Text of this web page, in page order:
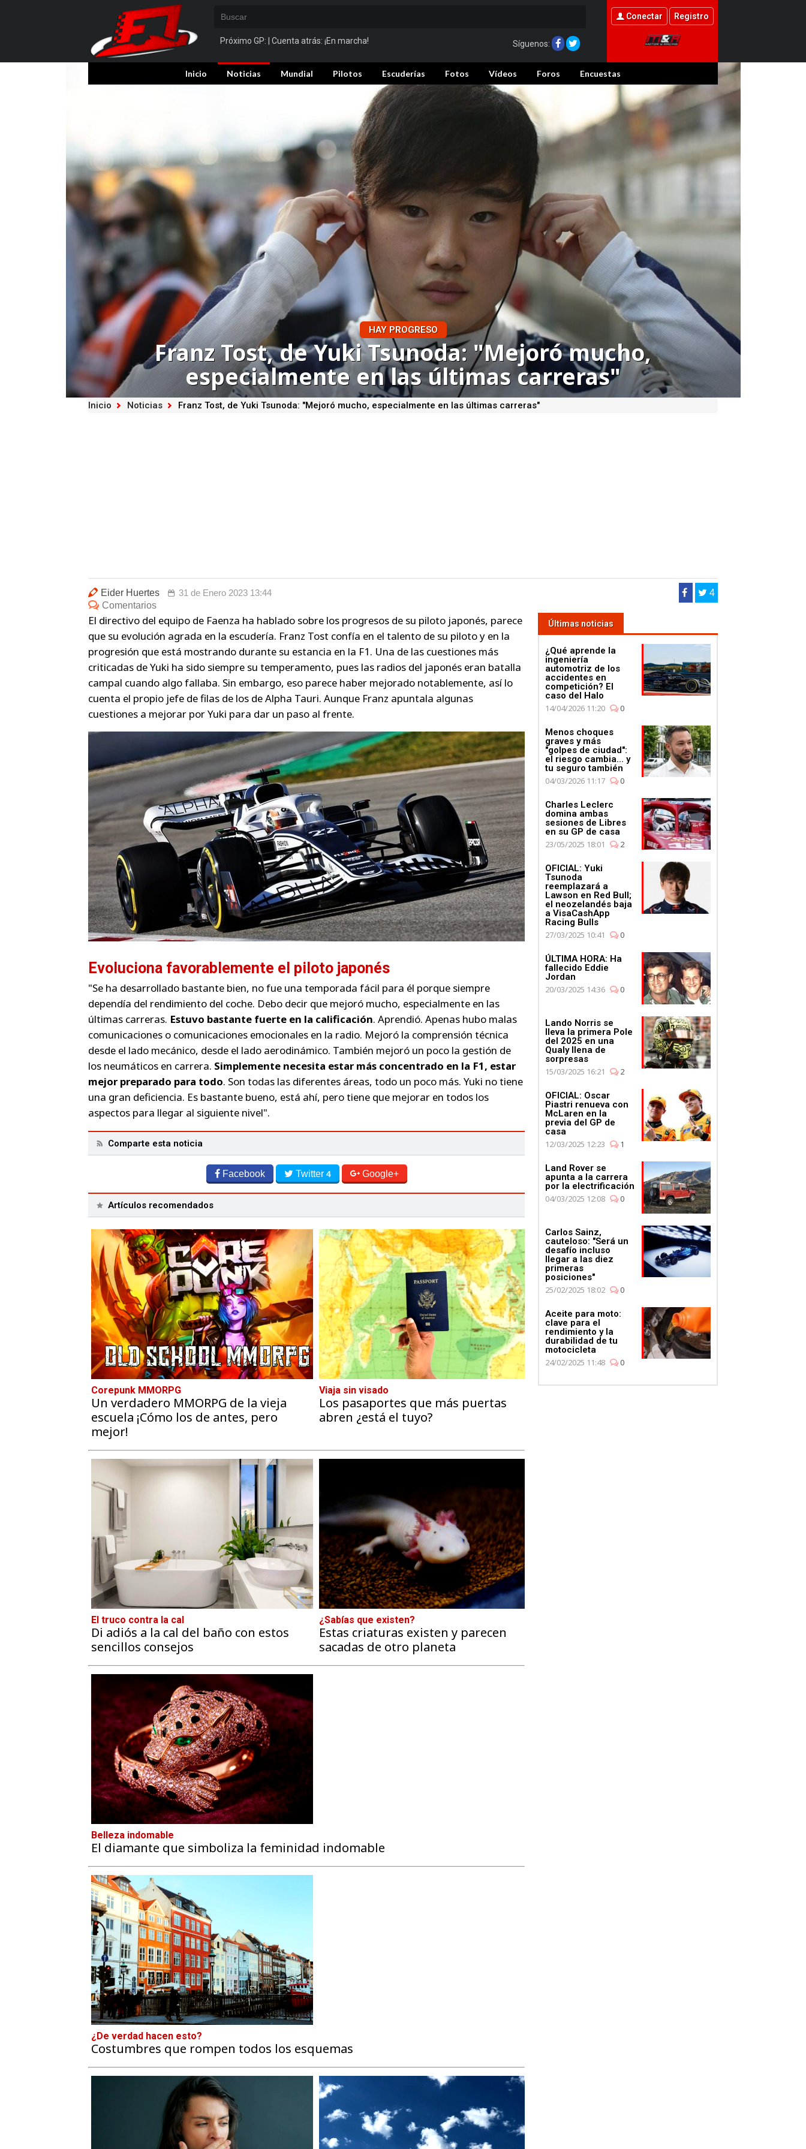
Próximo GP: | Cuenta atrás: ¡En marcha! Síguenos:
Conectar Registro
Inicio Noticias Mundial Pilotos Escuderías Fotos Vídeos Foros Encuestas
HAY PROGRESO
Franz Tost, de Yuki Tsunoda: "Mejoró mucho,
especialmente en las últimas carreras"
Inicio Noticias Franz Tost, de Yuki Tsunoda: "Mejoró mucho, especialmente en las últimas carreras"
Eider Huertes
31 de Enero 2023 13:44
Comentarios
4
El directivo del equipo de Faenza ha hablado sobre los progresos de su piloto japonés, parece
que su evolución agrada en la escudería. Franz Tost confía en el talento de su piloto y en la
progresión que está mostrando durante su estancia en la F1. Una de las cuestiones más
criticadas de Yuki ha sido siempre su temperamento, pues las radios del japonés eran batalla
campal cuando algo fallaba. Sin embargo, eso parece haber mejorado notablemente, así lo
cuenta el propio jefe de filas de los de Alpha Tauri. Aunque Franz apuntala algunas
cuestiones a mejorar por Yuki para dar un paso al frente.
Evoluciona favorablemente el piloto japonés
"Se ha desarrollado bastante bien, no fue una temporada fácil para él porque siempre
dependía del rendimiento del coche. Debo decir que mejoró mucho, especialmente en las
últimas carreras. Estuvo bastante fuerte en la calificación. Aprendió. Apenas hubo malas
comunicaciones o comunicaciones emocionales en la radio. Mejoró la comprensión técnica
desde el lado mecánico, desde el lado aerodinámico. También mejoró un poco la gestión de
los neumáticos en carrera. Simplemente necesita estar más concentrado en la F1, estar
mejor preparado para todo. Son todas las diferentes áreas, todo un poco más. Yuki no tiene
una gran deficiencia. Es bastante bueno, está ahí, pero tiene que mejorar en todos los
aspectos para llegar al siguiente nivel".
Comparte esta noticia
Facebook Twitter 4 Google+
Artículos recomendados
Corepunk MMORPG
Un verdadero MMORPG de la vieja
escuela ¡Cómo los de antes, pero
mejor!
Viaja sin visado
Los pasaportes que más puertas
abren ¿está el tuyo?
El truco contra la cal
Di adiós a la cal del baño con estos
sencillos consejos
¿Sabías que existen?
Estas criaturas existen y parecen
sacadas de otro planeta
Belleza indomable
El diamante que simboliza la feminidad indomable
¿De verdad hacen esto?
Costumbres que rompen todos los esquemas
Últimas noticias
¿Qué aprende la
ingeniería
automotriz de los
accidentes en
competición? El
caso del Halo
14/04/2026 11:20
0
Menos choques
graves y más
"golpes de ciudad":
el riesgo cambia... y
tu seguro también
04/03/2026 11:17
0
Charles Leclerc
domina ambas
sesiones de Libres
en su GP de casa
23/05/2025 18:01
2
OFICIAL: Yuki
Tsunoda
reemplazará a
Lawson en Red Bull;
el neozelandés baja
a VisaCashApp
Racing Bulls
27/03/2025 10:41
0
ÚLTIMA HORA: Ha
fallecido Eddie
Jordan
20/03/2025 14:36
0
Lando Norris se
lleva la primera Pole
del 2025 en una
Qualy llena de
sorpresas
15/03/2025 16:21
2
OFICIAL: Oscar
Piastri renueva con
McLaren en la
previa del GP de
casa
12/03/2025 12:23
1
Land Rover se
apunta a la carrera
por la electrificación
04/03/2025 12:08
0
Carlos Sainz,
cauteloso: "Será un
desafío incluso
llegar a las diez
primeras
posiciones"
25/02/2025 18:02
0
Aceite para moto:
clave para el
rendimiento y la
durabilidad de tu
motocicleta
24/02/2025 11:48
0